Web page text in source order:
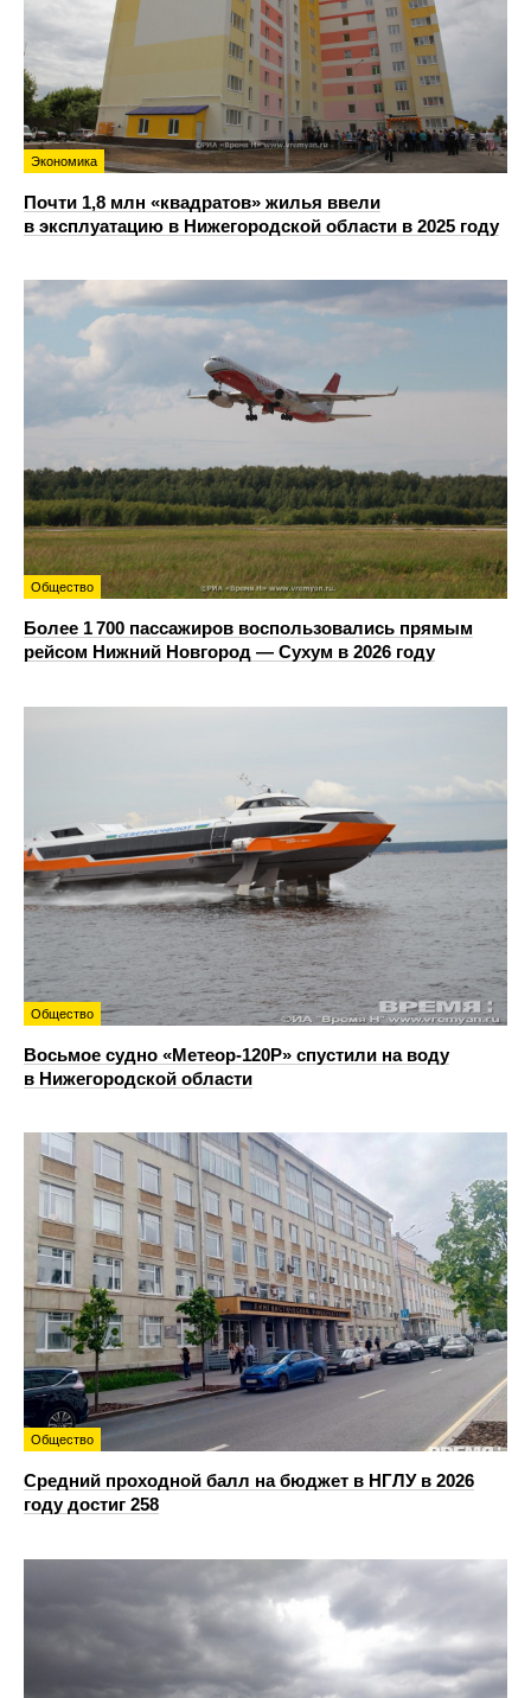
Экономика
Почти 1,8 млн «квадратов» жилья ввели
в эксплуатацию в Нижегородской области в 2025 году
Общество
Более 1 700 пассажиров воспользовались прямым
рейсом Нижний Новгород — Сухум в 2026 году
Общество
Восьмое судно «Метеор-120Р» спустили на воду
в Нижегородской области
Общество
Средний проходной балл на бюджет в НГЛУ в 2026
году достиг 258